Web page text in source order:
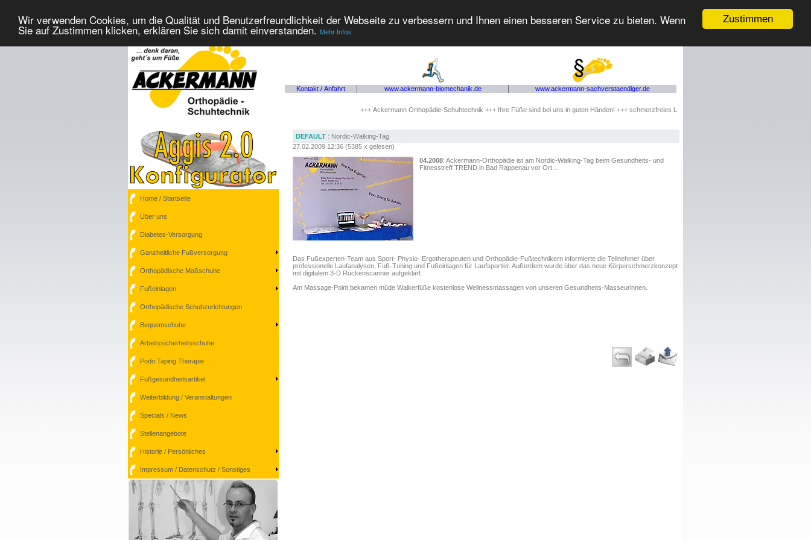
Zustimmen
Wir verwenden Cookies, um die Qualität und Benutzerfreundlichkeit der Webseite zu verbessern und Ihnen einen besseren Service zu bieten. Wenn
Sie auf Zustimmen klicken, erklären Sie sich damit einverstanden. Mehr Infos
Kontakt / Anfahrt www.ackermann-biomechanik.de www.ackermann-sachverstaendiger.de
+++ Ackermann Orthopädie-Schuhtechnik +++ Ihre Füße sind bei uns in guten Händen! +++ schmerzfreies Laufen mit der Orthopädie-Schuhtechnik von
Home / Startseite
Über uns
Diabetes-Versorgung
Ganzheitliche Fußversorgung
Orthopädische Maßschuhe
Fußeinlagen
Orthopädische Schuhzurichtungen
Bequemschuhe
Arbeitssicherheitsschuhe
Podo Taping Therapie
Fußgesundheitsartikel
Weiterbildung / Veranstaltungen
Specials / News
Stellenangebote
Historie / Persönliches
Impressum / Datenschutz / Sonstiges
DEFAULT : Nordic-Walking-Tag
27.02.2009 12:36 (5385 x gelesen)
04.2008: Ackermann-Orthopädie ist am Nordic-Walking-Tag beim Gesundheits- und
Fitnesstreff TREND in Bad Rappenau vor Ort...
Das Fußexperten-Team aus Sport- Physio- Ergotherapeuten und Orthopädie-Fußtechnikern informierte die Teilnehmer über
professionelle Laufanalysen, Fuß-Tuning und Fußeinlagen für Laufsportler. Außerdem wurde über das neue Körperschmerzkonzept
mit digitalem 3-D Rückenscanner aufgeklärt.
Am Massage-Point bekamen müde Walkerfüße kostenlose Wellnessmassagen von unseren Gesundheits-Masseurinnen.